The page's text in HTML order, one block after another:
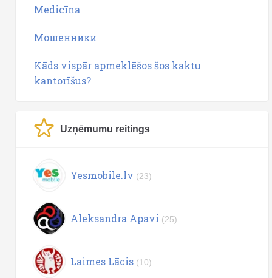
Medicīna
Мошенники
Kāds vispār apmeklēšos šos kaktu
kantorīšus?
Uzņēmumu reitings
Yesmobile.lv (23)
Aleksandra Apavi (25)
Laimes Lācis (10)